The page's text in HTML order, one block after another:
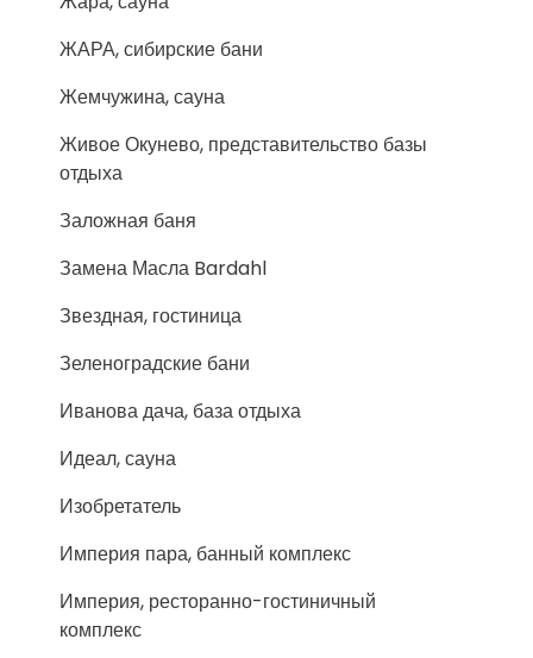
ЖАРА, сибирские бани
Жемчужина, сауна
Живое Окунево, представительство базы
отдыха
Заложная баня
Замена Масла Bardahl
Звездная, гостиница
Зеленоградские бани
Иванова дача, база отдыха
Идеал, сауна
Изобретатель
Империя пара, банный комплекс
Империя, ресторанно-гостиничный
комплекс